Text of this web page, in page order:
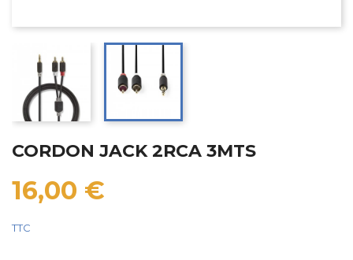
CORDON JACK 2RCA 3MTS
16,00 €
TTC